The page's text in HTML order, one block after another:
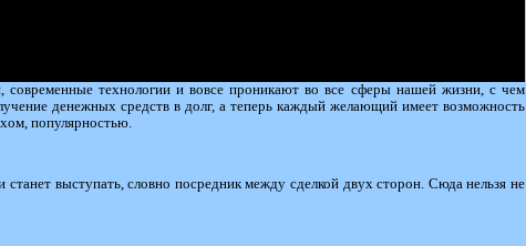
современные технологии и вовсе проникают во все сферы нашей жизни, с чем
денежных средств в долг, а теперь каждый желающий имеет возможность
популярностью.
выступать, словно посредник между сделкой двух сторон. Сюда нельзя не